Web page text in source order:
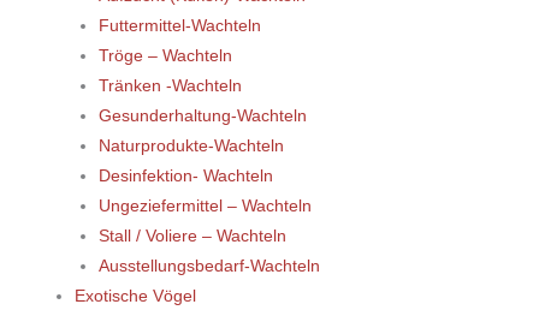
Futtermittel-Wachteln
Tröge – Wachteln
Tränken -Wachteln
Gesunderhaltung-Wachteln
Naturprodukte-Wachteln
Desinfektion- Wachteln
Ungeziefermittel – Wachteln
Stall / Voliere – Wachteln
Ausstellungsbedarf-Wachteln
Exotische Vögel